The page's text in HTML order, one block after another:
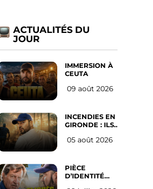
ACTUALITÉS DU
JOUR
IMMERSION À
CEUTA
09 août 2026
INCENDIES EN
GIRONDE : ILS
D’ABANDONNER
05 août 2026
PIÈCE
D’IDENTITÉ